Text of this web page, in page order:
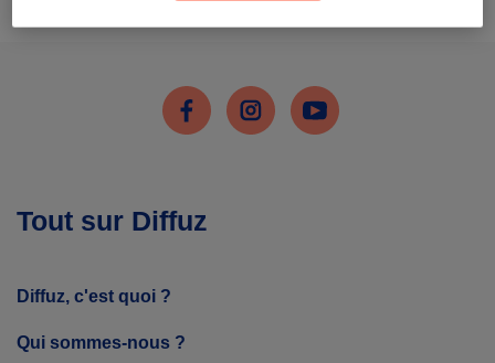
FacebookInstagramYoutube
Tout sur Diffuz
Diffuz, c'est quoi ?
Qui sommes-nous ?